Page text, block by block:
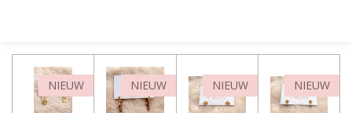
NIEUW NIEUW NIEUW NIEUW